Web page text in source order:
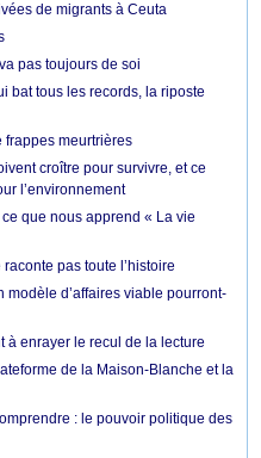
de migrants à Ceuta
pas toujours de soi
bat tous les records, la riposte
frappes meurtrières
croître pour survivre, et ce
l’environnement
que nous apprend « La vie
pas toute l’histoire
modèle d’affaires viable pourront-
à enrayer le recul de la lecture
de la Maison-Blanche et la
: le pouvoir politique des